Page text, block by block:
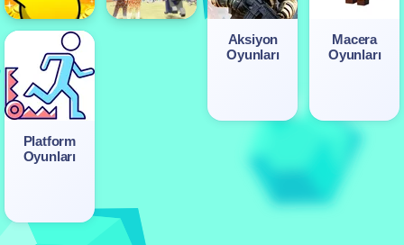
Aksiyon
Oyunları
Macera
Oyunları
Platform
Oyunları